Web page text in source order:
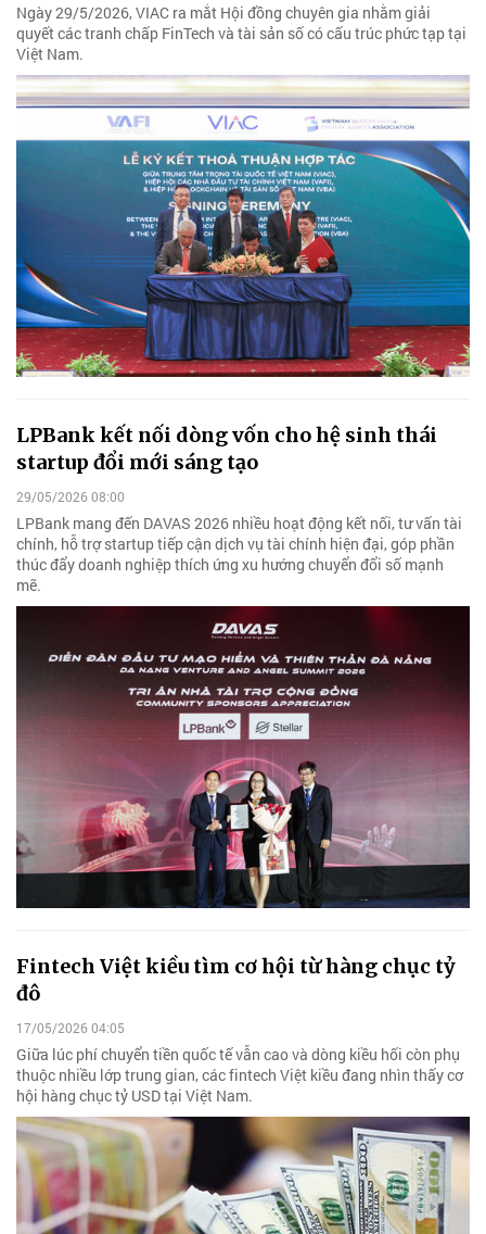
Ngày 29/5/2026, VIAC ra mắt Hội đồng chuyên gia nhằm giải
quyết các tranh chấp FinTech và tài sản số có cấu trúc phức tạp tại
Việt Nam.
LPBank kết nối dòng vốn cho hệ sinh thái
startup đổi mới sáng tạo
29/05/2026 08:00
LPBank mang đến DAVAS 2026 nhiều hoạt động kết nối, tư vấn tài
chính, hỗ trợ startup tiếp cận dịch vụ tài chính hiện đại, góp phần
thúc đẩy doanh nghiệp thích ứng xu hướng chuyển đổi số mạnh
mẽ.
Fintech Việt kiều tìm cơ hội từ hàng chục tỷ
đô
17/05/2026 04:05
Giữa lúc phí chuyển tiền quốc tế vẫn cao và dòng kiều hối còn phụ
thuộc nhiều lớp trung gian, các fintech Việt kiều đang nhìn thấy cơ
hội hàng chục tỷ USD tại Việt Nam.